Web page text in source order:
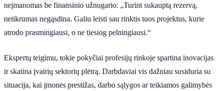
neįmanomas be finansinio užnugario: „Turint sukauptą rezervą,
netikrumas negąsdina. Galiu leisti sau rinktis tuos projektus, kurie
atrodo prasmingiausi, o ne tiesiog pelningiausi.“
Ekspertų teigimu, tokie pokyčiai profesijų rinkoje spartina inovacijas
ir skatina įvairių sektorių plėtrą. Darbdaviai vis dažniau susiduria su
situacija, kai įmonės prestižas, darbo sąlygos ar teikiamos galimybės